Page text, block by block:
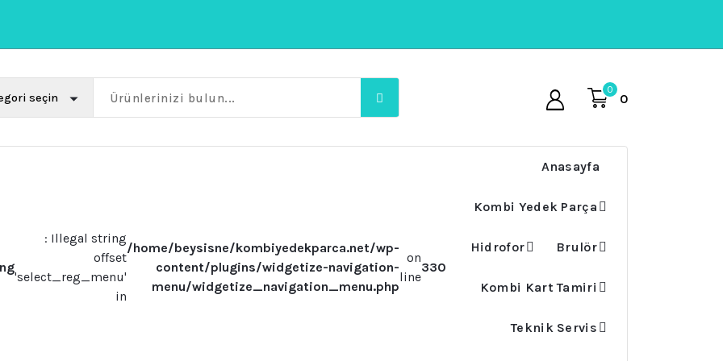
0
0
: Illegal string
offset
'select_reg_menu'
in
/home/beysisne/kombiyedekparca.net/wp-
content/plugins/widgetize-navigation-
menu/widgetize_navigation_menu.php
on
line
330
Anasayfa
Kombi Yedek Parça
Hidrofor Brulör
Kombi Kart Tamiri
Teknik Servis